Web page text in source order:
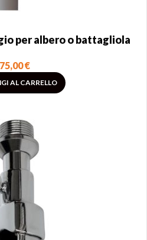
per albero o battagliola
75,00€
AL CARRELLO